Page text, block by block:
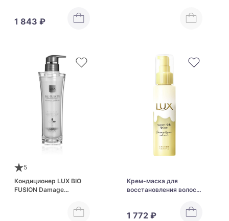
волос LUX BIO FUSION
BLACK EDITION
1 843 ₽
5
Кондиционер LUX BIO
FUSION Damage
восстановления волос
Крем-маска для
восстановления волос
Damage Repair Cream
1 772 ₽